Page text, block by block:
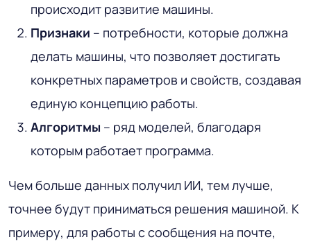
происходит развитие машины.
Признаки – потребности, которые должна
делать машины, что позволяет достигать
конкретных параметров и свойств, создавая
единую концепцию работы.
Алгоритмы – ряд моделей, благодаря
которым работает программа.
Чем больше данных получил ИИ, тем лучше,
точнее будут приниматься решения машиной. К
примеру, для работы с сообщения на почте,